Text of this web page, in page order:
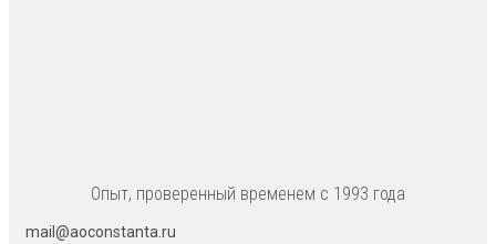
Опыт, проверенный временем с 1993 года
mail@aoconstanta.ru